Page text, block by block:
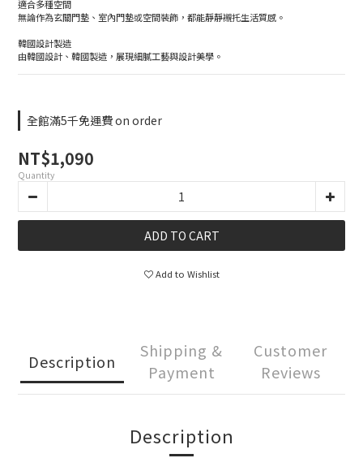
適合多種空間
無論作為玄關門墊、室內門墊或空間裝飾，都能靜靜襯托生活質感。
韓國設計製造
由韓國設計、韓國製造，展現細膩工藝與設計美學。
全館滿5千免運費 on order
NT$1,090
Quantity
ADD TO CART
Add to Wishlist
Description
Shipping &
Payment
Customer
Reviews
Description